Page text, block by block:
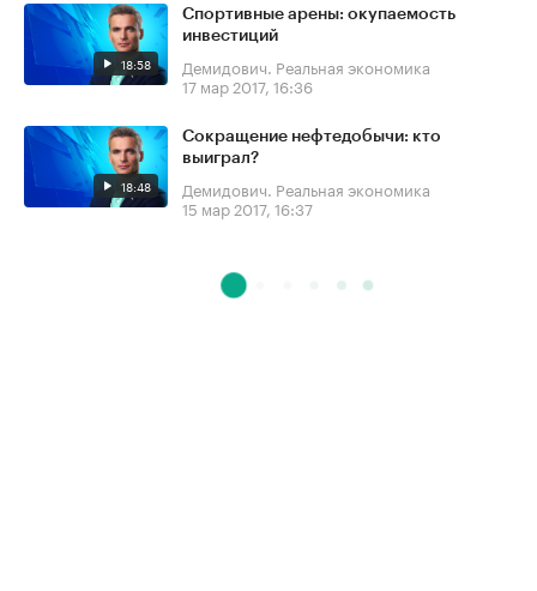
18:58
Спортивные арены: окупаемость
инвестиций
Демидович. Реальная экономика
17 мар 2017, 16:36
18:48
Сокращение нефтедобычи: кто
выиграл?
Демидович. Реальная экономика
15 мар 2017, 16:37